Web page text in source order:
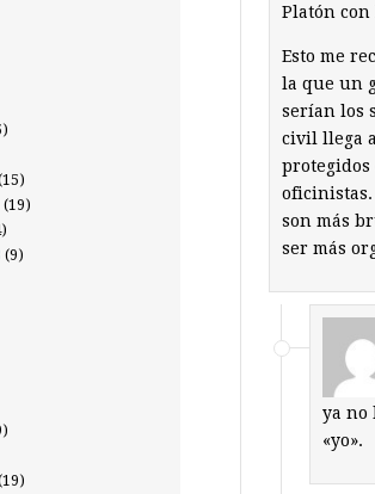
Platón
Esto me
la que un
serían los
civil llega
protegidos
oficinistas.
son más
ser más
ya no
«yo».
(19)
(9)